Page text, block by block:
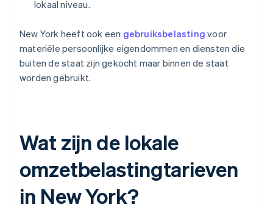
lokaal niveau.
New York heeft ook een gebruiksbelasting voor
materiële persoonlijke eigendommen en diensten die
buiten de staat zijn gekocht maar binnen de staat
worden gebruikt.
Wat zijn de lokale
omzetbelastingtarieven
in New York?